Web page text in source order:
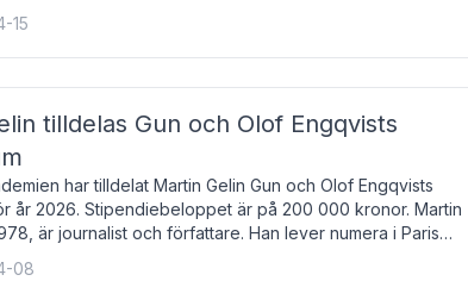
och samhällsliv. Ut
15
tilldelas Gun och Olof Engqvists
har tilldelat Martin Gelin Gun och Olof Engqvists
år 2026. Stipendiebeloppet är på 200 000 kronor. Martin
är journalist och författare. Han lever numera i Paris
många år bosat
08